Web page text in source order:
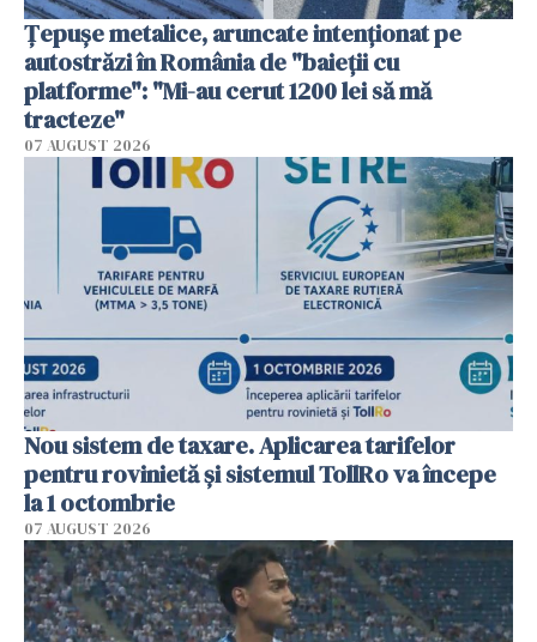
Țepușe metalice, aruncate intenționat pe
autostrăzi în România de "baieții cu
platforme": "Mi-au cerut 1200 lei să mă
tracteze"
07 AUGUST 2026
Nou sistem de taxare. Aplicarea tarifelor
pentru rovinietă şi sistemul TollRo va începe
la 1 octombrie
07 AUGUST 2026